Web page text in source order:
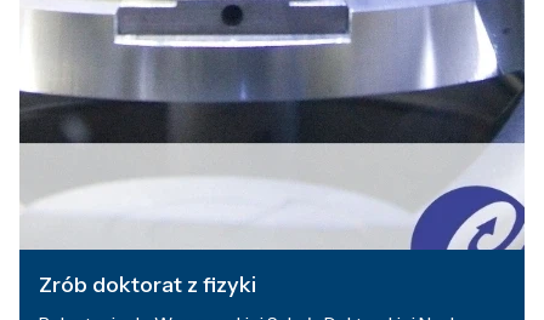
Zrób doktorat z fizyki